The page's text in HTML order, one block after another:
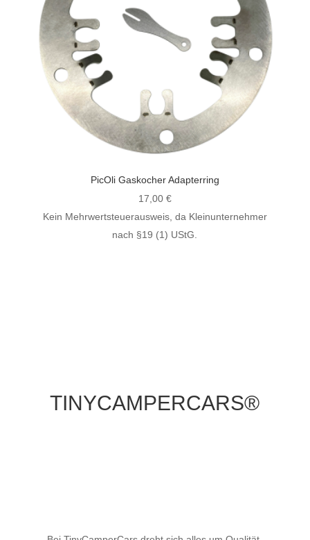
PicOli Gaskocher Adapterring
17,00 €
Kein Mehrwertsteuerausweis, da Kleinunternehmer
nach §19 (1) UStG.
TINYCAMPERCARS®